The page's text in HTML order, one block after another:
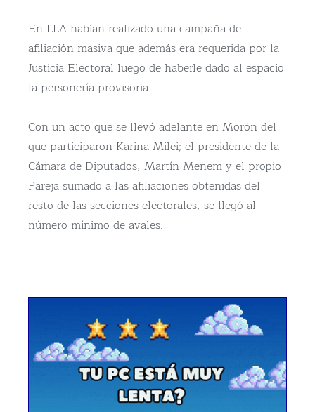
En LLA habían realizado una campaña de
afiliación masiva que además era requerida por la
Justicia Electoral luego de haberle dado al espacio
la personería provisoria.
Con un acto que se llevó adelante en Morón del
que participaron Karina Milei; el presidente de la
Cámara de Diputados, Martín Menem y el propio
Pareja sumado a las afiliaciones obtenidas del
resto de las secciones electorales, se llegó al
número mínimo de avales.